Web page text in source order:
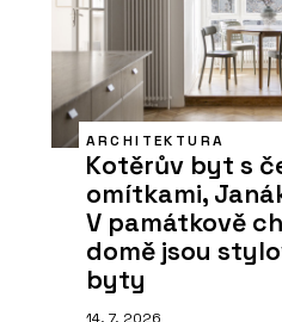
ARCHITEKTURA
Kotěrův byt s
omítkami,
V památkově
domě jsou
byty
14. 7. 2026